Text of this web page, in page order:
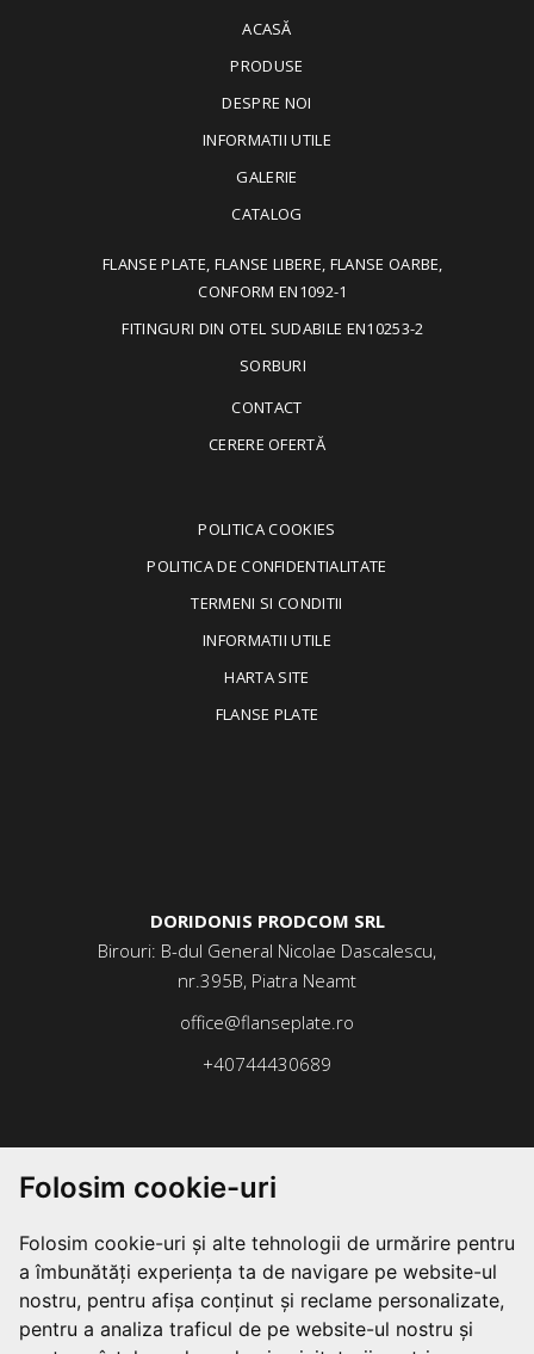
Folosim cookie-uri
Folosim cookie-uri și alte tehnologii de urmărire pentru
a îmbunătăți experiența ta de navigare pe website-ul
nostru, pentru afișa conținut și reclame personalizate,
pentru a analiza traficul de pe website-ul nostru și
ACASĂ
PRODUSE
DESPRE NOI
INFORMATII UTILE
GALERIE
CATALOG
FLANSE PLATE, FLANSE LIBERE, FLANSE OARBE,
CONFORM EN1092-1
FITINGURI DIN OTEL SUDABILE EN10253-2
SORBURI
CONTACT
CERERE OFERTĂ
POLITICA COOKIES
POLITICA DE CONFIDENTIALITATE
TERMENI SI CONDITII
INFORMATII UTILE
HARTA SITE
FLANSE PLATE
DORIDONIS PRODCOM SRL
Birouri: B-dul General Nicolae Dascalescu,
nr.395B, Piatra Neamt
office@flanseplate.ro
+40744430689